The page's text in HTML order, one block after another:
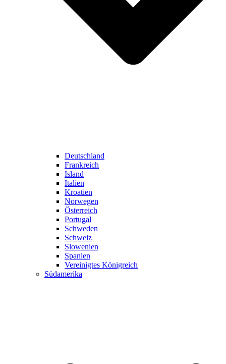
Deutschland
Frankreich
Island
Italien
Kroatien
Norwegen
Österreich
Portugal
Schweden
Schweiz
Slowenien
Spanien
Vereinigtes Königreich
Südamerika